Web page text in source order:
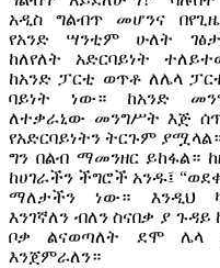
አዲስ ግልብጥ መሆንና
የአንድ ሣንቲም ሁለት
ከለየለት አድርባይነት
ከአንድ ፓርቲ ወጥቶ ለሌላ
ባይነት ነው። ከአንድ
ለተቃራኒው መንግሥት እጅ
የአድርባይነትን ትርጉም
ግን በልብ ማመንዘር ይከፋል።
ከሀገራችን ችግሮች አንዱ፤
ማለታችን ነው። እንዲህ
እንገኛለን ብለን ስናበቃ ያ ጉዳይ
ቦቃ ልናወጣለት ደሞ ሌላ
እንጀምራለን።